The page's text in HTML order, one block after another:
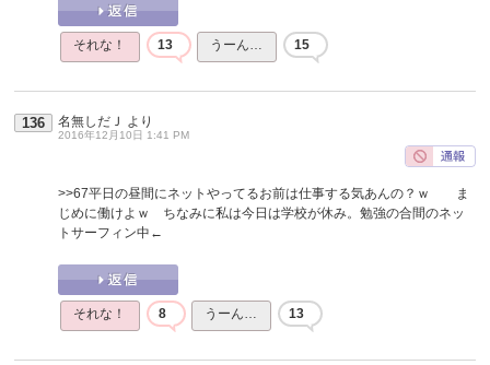
それな！ 13 うーん… 15
136 名無しだＪ より
2016年12月10日 1:41 PM
>>67平日の昼間にネットやってるお前は仕事する気あんの？ｗ ま
じめに働けよｗ ちなみに私は今日は学校が休み。勉強の合間のネッ
トサーフィン中←
それな！ 8 うーん… 13